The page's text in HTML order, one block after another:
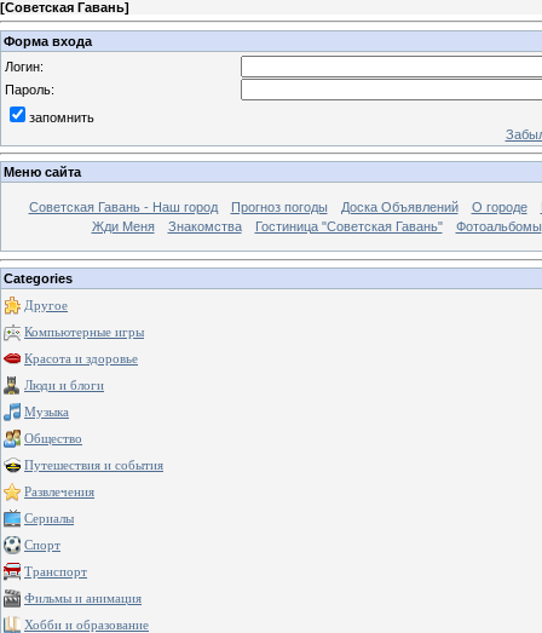
[Советская Гавань]
Форма входа
Логин:
Пароль:
запомнить
Меню сайта
Советская Гавань - Наш город Прогноз погоды Доска Объявлений О городе
Жди Меня
Знакомства Гостиница "Советская Гавань" Фотоальбомы
Categories
Другое
Компьютерные игры
Красота и здоровье
Люди и блоги
Музыка
Общество
Путешествия и события
Развлечения
Сериалы
Спорт
Транспорт
Фильмы и анимация
Хобби и образование